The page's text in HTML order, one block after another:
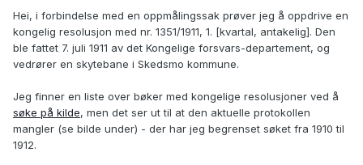
Hei, i forbindelse med en oppmålingssak prøver jeg å oppdrive en
kongelig resolusjon med nr. 1351/1911, 1. [kvartal, antakelig]. Den
ble fattet 7. juli 1911 av det Kongelige forsvars-departement, og
vedrører en skytebane i Skedsmo kommune.
Jeg finner en liste over bøker med kongelige resolusjoner ved å
søke på kilde, men det ser ut til at den aktuelle protokollen
mangler (se bilde under) - der har jeg begrenset søket fra 1910 til
1912.